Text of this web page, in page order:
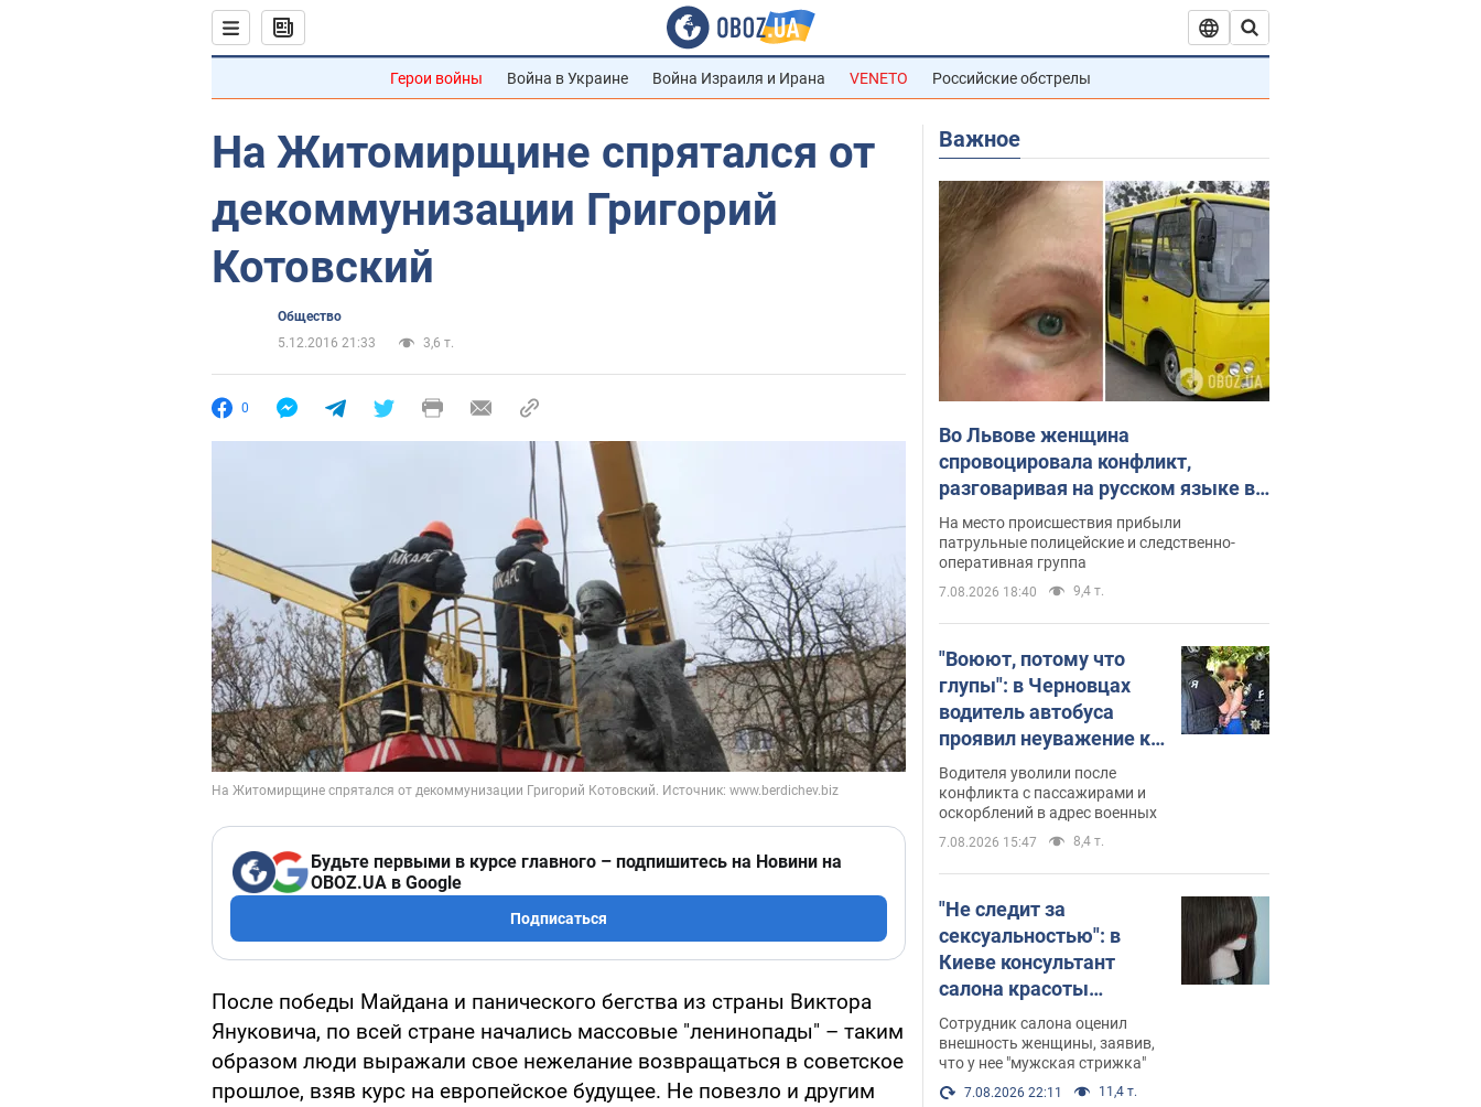
Герои войны Война в Украине Война Израиля и Ирана VENETO Российские обстрелы
На Житомирщине спрятался от
декоммунизации Григорий
Котовский
Общество
5.12.2016 21:33
3,6 т.
0
Будьте первыми в курсе главного – подпишитесь на Новини на
OBOZ.UA в Google
Подписаться
После победы Майдана и панического бегства из страны Виктора
Януковича, по всей стране начались массовые "ленинопады" – таким
образом люди выражали свое нежелание возвращаться в советское
прошлое, взяв курс на европейское будущее. Не повезло и другим
Важное
Во Львове женщина
спровоцировала конфликт,
разговаривая на русском языке в
маршрутке: полиция составила
административный протокол.
Видео
На место происшествия прибыли
патрульные полицейские и следственно-
оперативная группа
7.08.2026 18:40 9,4 т.
"Воюют, потому что
глупы": в Черновцах
водитель автобуса
проявил неуважение к
украинским военным и
поплатился за это.
Видео
Водителя уволили после
конфликта с пассажирами и
оскорблений в адрес военных
7.08.2026 15:47 8,4 т.
"Не следит за
сексуальностью": в
Киеве консультант
салона красоты
оскорбил женщину
после химиотерапии,
разгорелся скандал.
Фото
Сотрудник салона оценил
внешность женщины, заявив,
что у нее "мужская стрижка"
7.08.2026 22:11 11,4 т.